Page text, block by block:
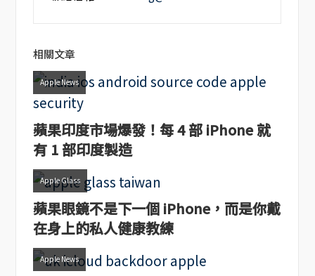
相關文章
Apple News
蘋果印度市場爆發！每 4 部 iPhone 就
有 1 部印度製造
Apple Glass
蘋果眼鏡不是下一個 iPhone，而是你戴
在身上的私人健康教練
Apple News